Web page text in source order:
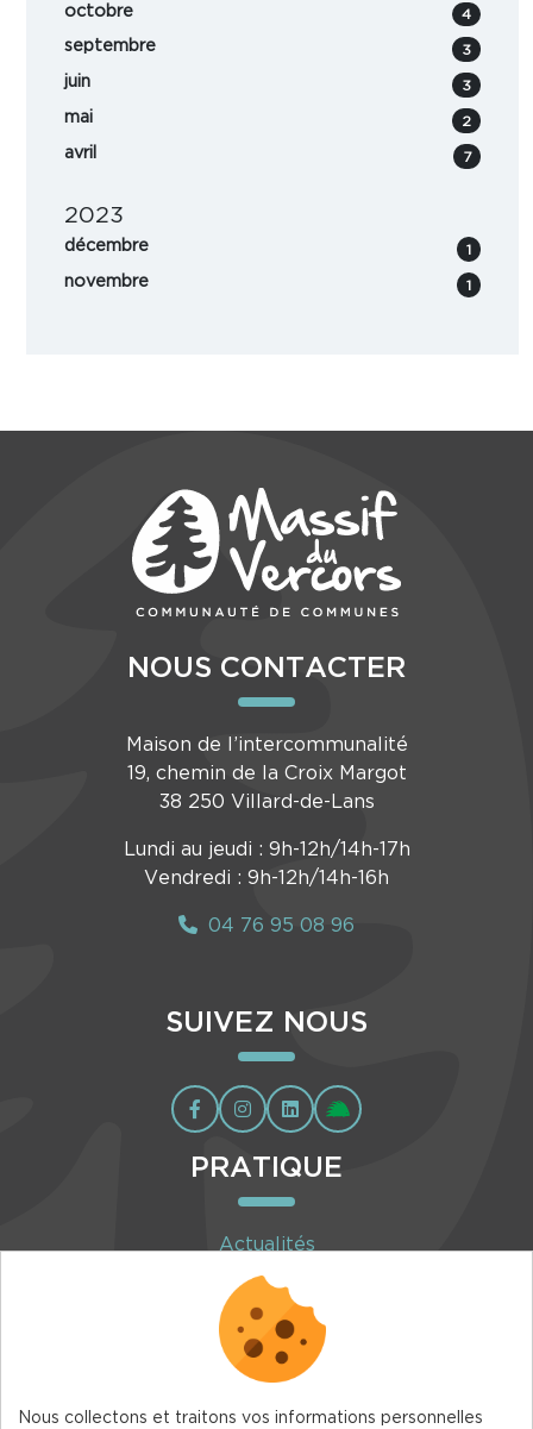
octobre 4
septembre 3
juin 3
mai 2
avril 7
2023
décembre 1
novembre 1
NOUS CONTACTER
Maison de l’intercommunalité
19, chemin de la Croix Margot
38 250 Villard-de-Lans
Lundi au jeudi : 9h-12h/14h-17h
Vendredi : 9h-12h/14h-16h
04 76 95 08 96
SUIVEZ NOUS
PRATIQUE
Actualités
Agenda
Inscription à la newsletter
Nous collectons et traitons vos informations personnelles